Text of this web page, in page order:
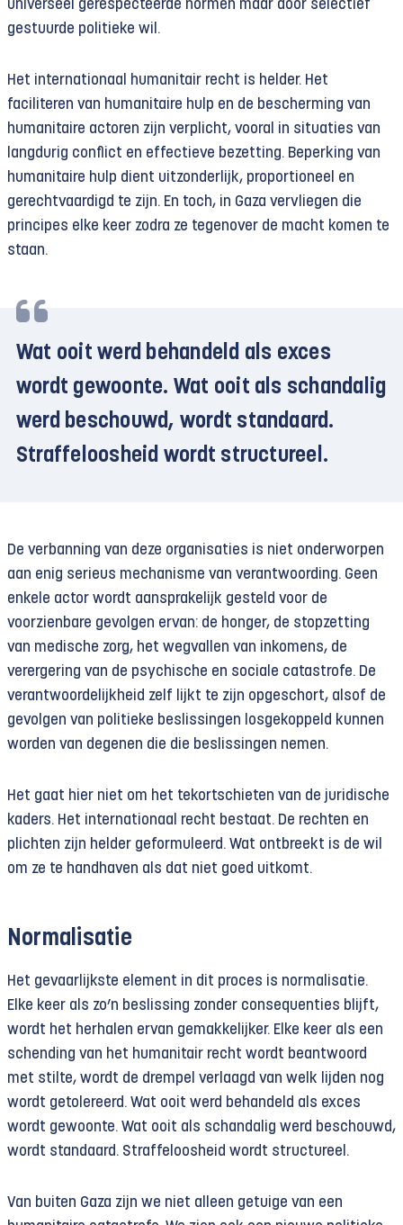
universeel gerespecteerde normen maar door selectief
gestuurde politieke wil.
Het internationaal humanitair recht is helder. Het
faciliteren van humanitaire hulp en de bescherming van
humanitaire actoren zijn verplicht, vooral in situaties van
langdurig conflict en effectieve bezetting. Beperking van
humanitaire hulp dient uitzonderlijk, proportioneel en
gerechtvaardigd te zijn. En toch, in Gaza vervliegen die
principes elke keer zodra ze tegenover de macht komen te
staan.
Wat ooit werd behandeld als exces
wordt gewoonte. Wat ooit als schandalig
werd beschouwd, wordt standaard.
Straffeloosheid wordt structureel.
De verbanning van deze organisaties is niet onderworpen
aan enig serieus mechanisme van verantwoording. Geen
enkele actor wordt aansprakelijk gesteld voor de
voorzienbare gevolgen ervan: de honger, de stopzetting
van medische zorg, het wegvallen van inkomens, de
verergering van de psychische en sociale catastrofe. De
verantwoordelijkheid zelf lijkt te zijn opgeschort, alsof de
gevolgen van politieke beslissingen losgekoppeld kunnen
worden van degenen die die beslissingen nemen.
Het gaat hier niet om het tekortschieten van de juridische
kaders. Het internationaal recht bestaat. De rechten en
plichten zijn helder geformuleerd. Wat ontbreekt is de wil
om ze te handhaven als dat niet goed uitkomt.
Normalisatie
Het gevaarlijkste element in dit proces is normalisatie.
Elke keer als zo’n beslissing zonder consequenties blijft,
wordt het herhalen ervan gemakkelijker. Elke keer als een
schending van het humanitair recht wordt beantwoord
met stilte, wordt de drempel verlaagd van welk lijden nog
wordt getolereerd. Wat ooit werd behandeld als exces
wordt gewoonte. Wat ooit als schandalig werd beschouwd,
wordt standaard. Straffeloosheid wordt structureel.
Van buiten Gaza zijn we niet alleen getuige van een